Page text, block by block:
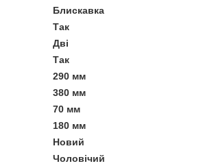
Блискавка
Так
Дві
Так
290 мм
380 мм
70 мм
180 мм
Новий
Чоловічий